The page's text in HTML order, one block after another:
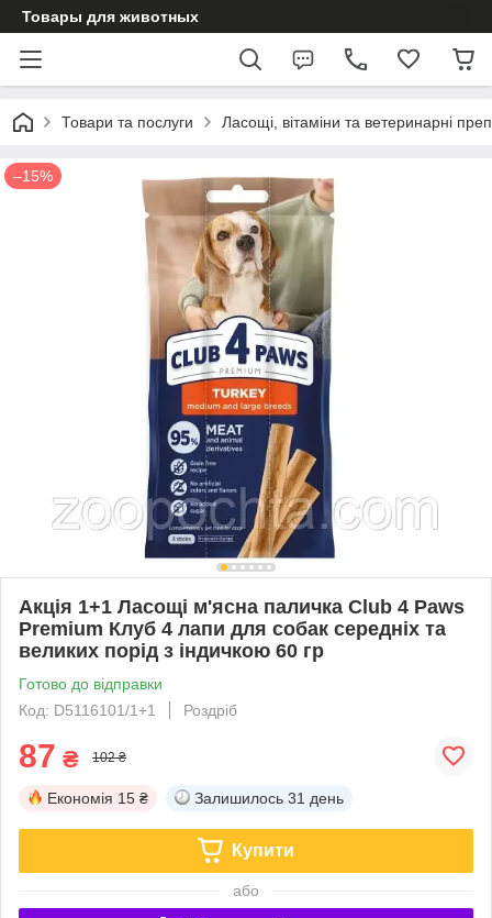
Товары для животных
Товари та послуги Ласощі, вітаміни та ветеринарні
–15%
Акція 1+1 Ласощі м'ясна паличка Club 4 Paws
Premium Клуб 4 лапи для собак середніх та
великих порід з індичкою 60 гр
Готово до відправки
Код: D5116101/1+1
Роздріб
87 ₴ 102 ₴
Економія 15 ₴ Залишилось 31 день
Купити
або